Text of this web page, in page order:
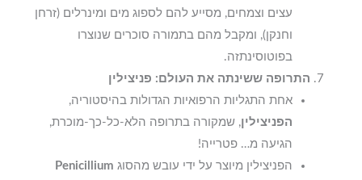
עצים וצמחים, מסייע להם לספוג מים ומינרלים (זרחן
וחנקן), ומקבל מהם בתמורה סוכרים שנוצרו
בפוטוסינתזה.
התרופה ששינתה את העולם: פניצילין
אחת התגליות הרפואיות הגדולות בהיסטוריה,
הפניצילין, שמקורה בתרופה הלא-כל-כך-מוכרת,
הגיעה מ… פטרייה!
הפניצילין מיוצר על ידי עובש מהסוג Penicillium